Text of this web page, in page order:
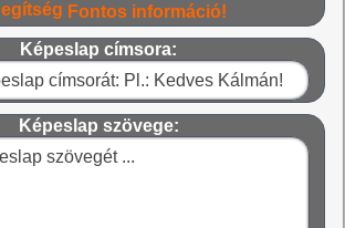
Fontos információ!
Képeslap címsora:
Képeslap szövege: